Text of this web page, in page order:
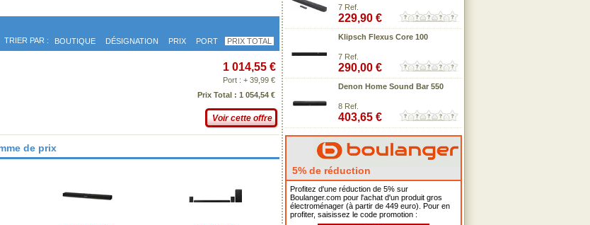
TRIER PAR : BOUTIQUE DÉSIGNATION PRIX PORT PRIX TOTAL
1 014,55 €
Port : + 39,99 €
Prix Total : 1 054,54 €
Voir cette offre
de prix
7 Ref.
229,90 €
Klipsch Flexus Core 100
7 Ref.
290,00 €
Denon Home Sound Bar 550
8 Ref.
403,65 €
5% de réduction
Profitez d'une réduction de 5% sur
Boulanger.com pour l'achat d'un produit gros
électroménager (à partir de 449 euro). Pour en
profiter, saisissez le code promotion :